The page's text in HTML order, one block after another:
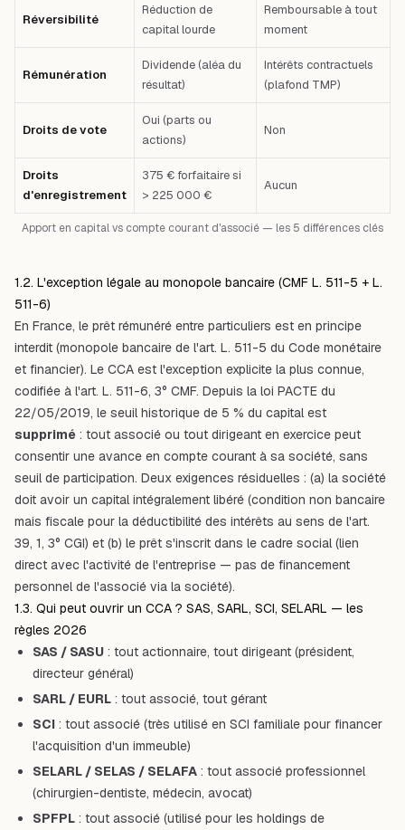
Apport en capital vs compte courant d'associé — les 5 différences clés
Réversibilité
Réduction de
capital lourde
Remboursable à tout
moment
Rémunération
Dividende (aléa du
résultat)
Intérêts contractuels
(plafond TMP)
Droits de vote
Oui (parts ou
actions)
Non
Droits
d'enregistrement
375 € forfaitaire si
> 225 000 €
Aucun
1.2. L'exception légale au monopole bancaire (CMF L. 511-5 + L.
511-6)
En France, le prêt rémunéré entre particuliers est en principe
interdit (monopole bancaire de l'art. L. 511-5 du Code monétaire
et financier). Le CCA est l'exception explicite la plus connue,
codifiée à l'art. L. 511-6, 3° CMF. Depuis la loi PACTE du
22/05/2019, le seuil historique de 5 % du capital est
supprimé : tout associé ou tout dirigeant en exercice peut
consentir une avance en compte courant à sa société, sans
seuil de participation. Deux exigences résiduelles : (a) la société
doit avoir un capital intégralement libéré (condition non bancaire
mais fiscale pour la déductibilité des intérêts au sens de l'art.
39, 1, 3° CGI) et (b) le prêt s'inscrit dans le cadre social (lien
direct avec l'activité de l'entreprise — pas de financement
personnel de l'associé via la société).
1.3. Qui peut ouvrir un CCA ? SAS, SARL, SCI, SELARL — les
règles 2026
SAS / SASU : tout actionnaire, tout dirigeant (président,
directeur général)
SARL / EURL : tout associé, tout gérant
SCI : tout associé (très utilisé en SCI familiale pour financer
l'acquisition d'un immeuble)
SELARL / SELAS / SELAFA : tout associé professionnel
(chirurgien-dentiste, médecin, avocat)
SPFPL : tout associé (utilisé pour les holdings de